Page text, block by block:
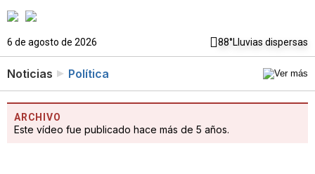
6 de agosto de 2026 88°Lluvias dispersas
Noticias Política
ARCHIVO
Este vídeo fue publicado hace más de 5 años.